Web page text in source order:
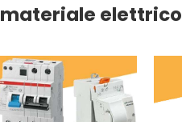
materiale elettrico